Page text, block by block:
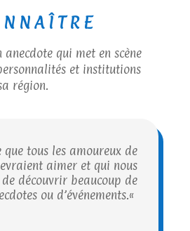
anecdote qui met en scène
et institutions
région.
que tous les amoureux de
aimer et qui nous
découvrir beaucoup de
ou d’événements.«